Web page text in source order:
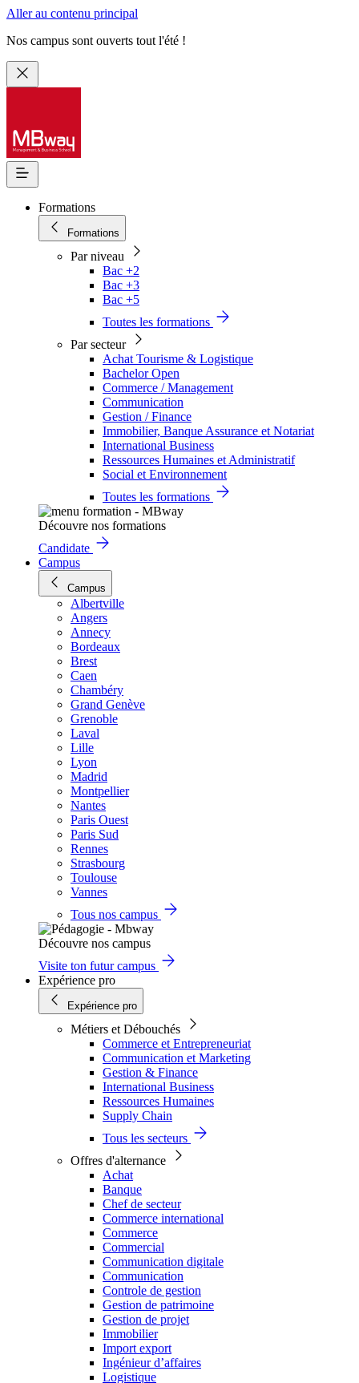
Aller au contenu principal
Nos campus sont ouverts tout l'été !
Formations
Formations
Par niveau
Bac +2
Bac +3
Bac +5
Toutes les formations
Par secteur
Achat Tourisme & Logistique
Bachelor Open
Commerce / Management
Communication
Gestion / Finance
Immobilier, Banque Assurance et Notariat
International Business
Ressources Humaines et Administratif
Social et Environnement
Toutes les formations
Découvre nos formations
Candidate
Campus
Campus
Albertville
Angers
Annecy
Bordeaux
Brest
Caen
Chambéry
Grand Genève
Grenoble
Laval
Lille
Lyon
Madrid
Montpellier
Nantes
Paris Ouest
Paris Sud
Rennes
Strasbourg
Toulouse
Vannes
Tous nos campus
Découvre nos campus
Visite ton futur campus
Expérience pro
Expérience pro
Métiers et Débouchés
Commerce et Entrepreneuriat
Communication et Marketing
Gestion & Finance
International Business
Ressources Humaines
Supply Chain
Tous les secteurs
Offres d'alternance
Achat
Banque
Chef de secteur
Commerce international
Commerce
Commercial
Communication digitale
Communication
Controle de gestion
Gestion de patrimoine
Gestion de projet
Immobilier
Import export
Ingénieur d’affaires
Logistique